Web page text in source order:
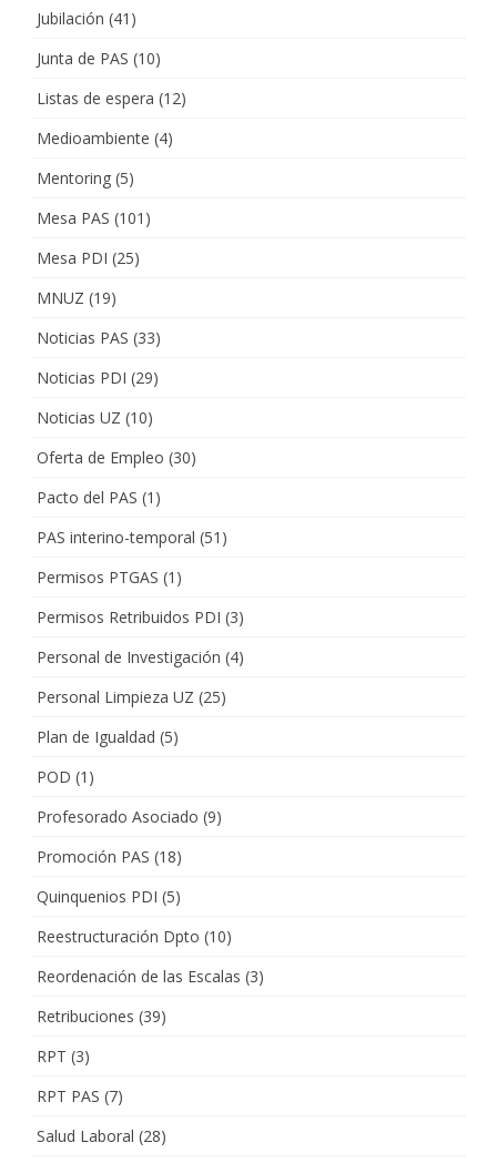
Jubilación (41)
Junta de PAS (10)
Listas de espera (12)
Medioambiente (4)
Mentoring (5)
Mesa PAS (101)
Mesa PDI (25)
MNUZ (19)
Noticias PAS (33)
Noticias PDI (29)
Noticias UZ (10)
Oferta de Empleo (30)
Pacto del PAS (1)
PAS interino-temporal (51)
Permisos PTGAS (1)
Permisos Retribuidos PDI (3)
Personal de Investigación (4)
Personal Limpieza UZ (25)
Plan de Igualdad (5)
POD (1)
Profesorado Asociado (9)
Promoción PAS (18)
Quinquenios PDI (5)
Reestructuración Dpto (10)
Reordenación de las Escalas (3)
Retribuciones (39)
RPT (3)
RPT PAS (7)
Salud Laboral (28)